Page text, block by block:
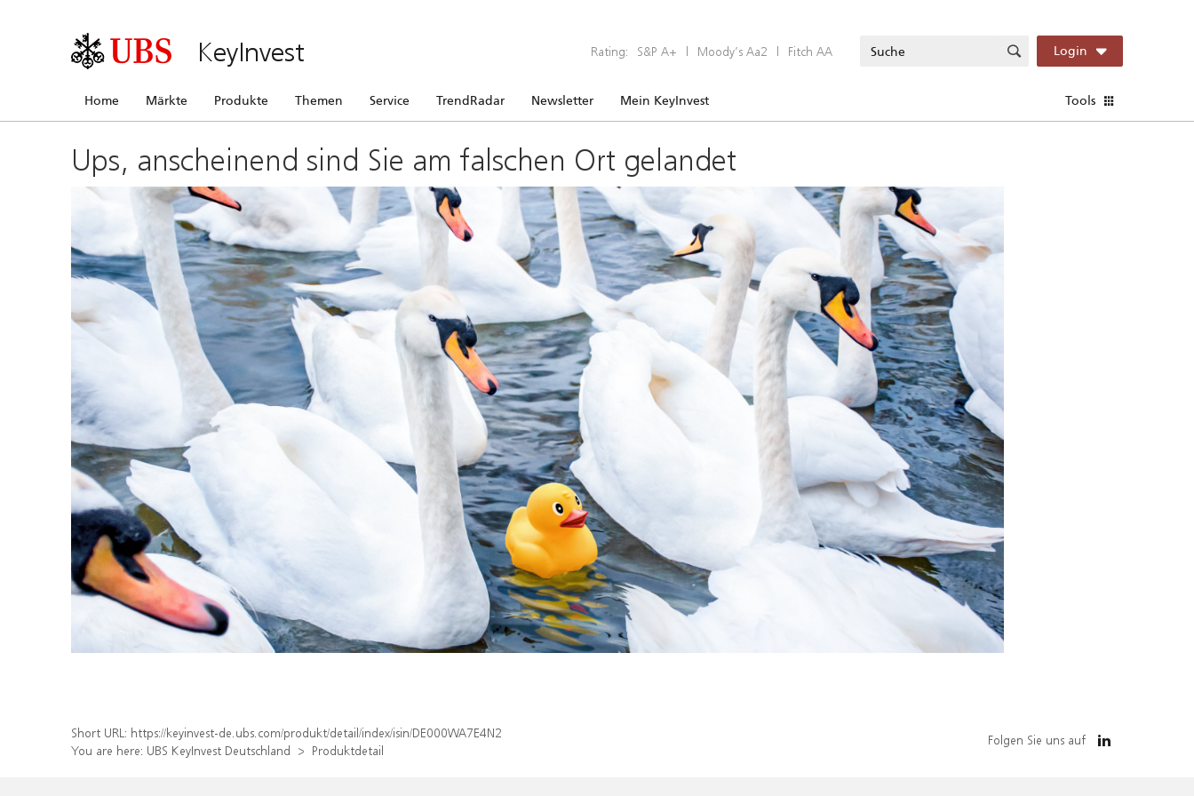
KeyInvest Rating: S&P A+ | Moody’s Aa2 | Fitch AA Login
Home Märkte Produkte Themen Service TrendRadar Newsletter Mein KeyInvest Tools
Ups, anscheinend sind Sie am falschen Ort gelandet
Short URL: https://keyinvest-de.ubs.com/produkt/detail/index/isin/DE000WA7E4N2
You are here: UBS KeyInvest Deutschland Produktdetail
Folgen Sie uns auf